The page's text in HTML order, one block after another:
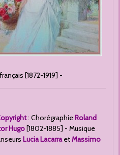
[1872-1919] -
: ChorégraphieRoland
Hugo[1802-1885] - Musique
Lucia LacarraetMassimo